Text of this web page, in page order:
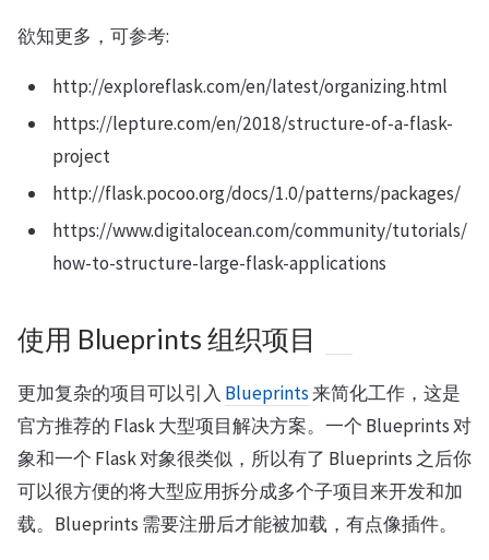
欲知更多，可参考:
http://exploreflask.com/en/latest/organizing.html
https://lepture.com/en/2018/structure-of-a-flask-
project
http://flask.pocoo.org/docs/1.0/patterns/packages/
https://www.digitalocean.com/community/tutorials/
how-to-structure-large-flask-applications
使用 Blueprints 组织项目
更加复杂的项目可以引入 Blueprints来简化工作，这是
官方推荐的 Flask 大型项目解决方案。一个 Blueprints 对
象和一个 Flask 对象很类似，所以有了 Blueprints 之后你
可以很方便的将大型应用拆分成多个子项目来开发和加
载。Blueprints 需要注册后才能被加载，有点像插件。